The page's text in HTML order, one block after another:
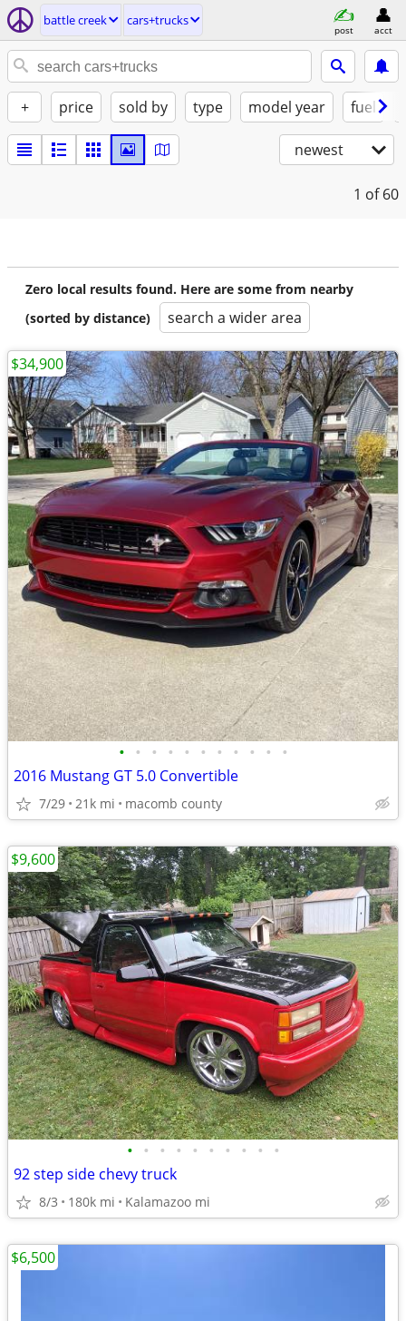
battle creek cars+trucks
post acct
+ price sold by type model year fuel
newest
1 of 60
Zero local results found. Here are some from nearby
(sorted by distance)
search a wider area
• • • • • • • • • • •
2016 Mustang GT 5.0 Convertible
7/29 21k mi macomb county
$34,900
• • • • • • • • • •
92 step side chevy truck
8/3 180k mi Kalamazoo mi
$9,600
$6,500